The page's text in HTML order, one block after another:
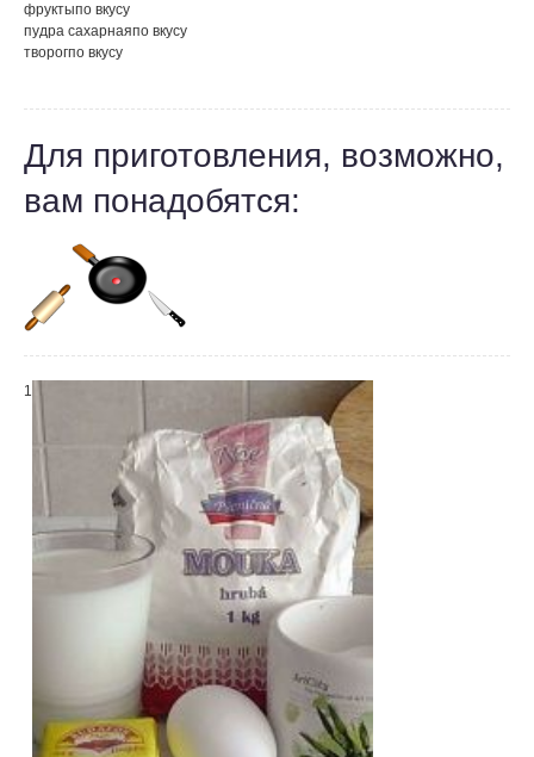
фруктыпо вкусу
пудра сахарнаяпо вкусу
творогпо вкусу
Для приготовления, возможно,
вам понадобятся:
1